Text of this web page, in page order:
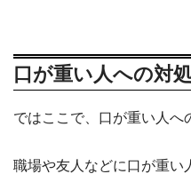
口が重い人への対
ではここで、口が重い人へ
職場や友人などに口が重い